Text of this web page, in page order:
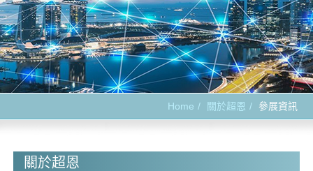
Home 關於超恩 參展資訊
關於超恩